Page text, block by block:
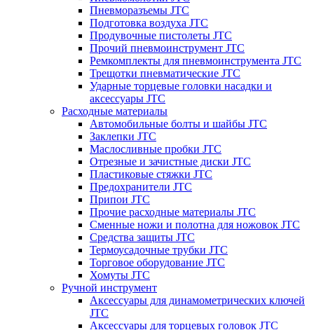
Пневморазъемы JTC
Подготовка воздуха JTC
Продувочные пистолеты JTC
Прочий пневмоинструмент JTC
Ремкомплекты для пневмоинструмента JTC
Трещотки пневматические JTC
Ударные торцевые головки насадки и
аксессуары JTC
Расходные материалы
Автомобильные болты и шайбы JTC
Заклепки JTC
Маслосливные пробки JTC
Отрезные и зачистные диски JTC
Пластиковые стяжки JTC
Предохранители JTC
Припои JTC
Прочие расходные материалы JTC
Сменные ножи и полотна для ножовок JTC
Средства защиты JTC
Термоусадочные трубки JTC
Торговое оборудование JTC
Хомуты JTC
Ручной инструмент
Аксессуары для динамометрических ключей
JTC
Аксессуары для торцевых головок JTC